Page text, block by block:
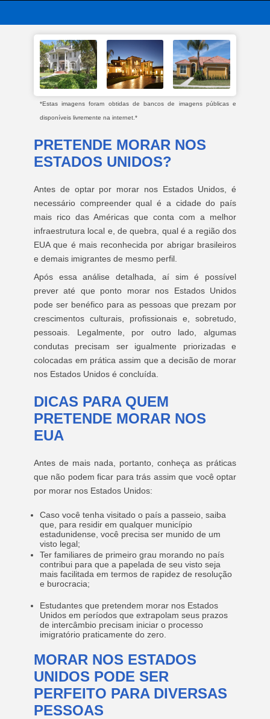
*Estas imagens foram obtidas de bancos de imagens públicas e
disponíveis livremente na internet.*
PRETENDE MORAR NOS
ESTADOS UNIDOS?
Antes de optar por morar nos Estados Unidos, é
necessário compreender qual é a cidade do país
mais rico das Américas que conta com a melhor
infraestrutura local e, de quebra, qual é a região dos
EUA que é mais reconhecida por abrigar brasileiros
e demais imigrantes de mesmo perfil.
Após essa análise detalhada, aí sim é possível
prever até que ponto morar nos Estados Unidos
pode ser benéfico para as pessoas que prezam por
crescimentos culturais, profissionais e, sobretudo,
pessoais. Legalmente, por outro lado, algumas
condutas precisam ser igualmente priorizadas e
colocadas em prática assim que a decisão de morar
nos Estados Unidos é concluída.
DICAS PARA QUEM
PRETENDE MORAR NOS
EUA
Antes de mais nada, portanto, conheça as práticas
que não podem ficar para trás assim que você optar
por morar nos Estados Unidos:
Caso você tenha visitado o país a passeio, saiba
que, para residir em qualquer município
estadunidense, você precisa ser munido de um
visto legal;
Ter familiares de primeiro grau morando no país
contribui para que a papelada de seu visto seja
mais facilitada em termos de rapidez de resolução
e burocracia;
Estudantes que pretendem morar nos Estados
Unidos em períodos que extrapolam seus prazos
de intercâmbio precisam iniciar o processo
imigratório praticamente do zero.
MORAR NOS ESTADOS
UNIDOS PODE SER
PERFEITO PARA DIVERSAS
PESSOAS